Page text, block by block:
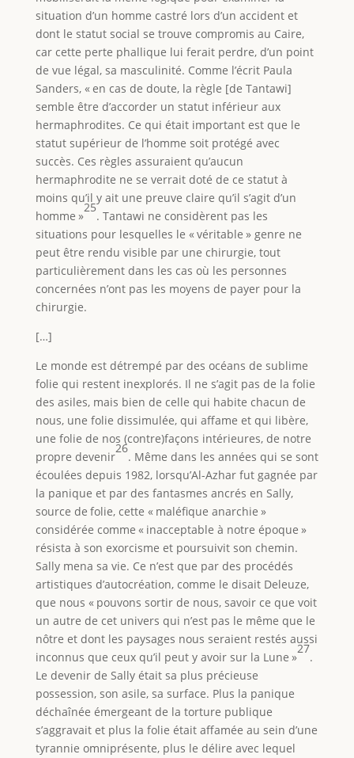
situation d’un homme castré lors d’un accident et
dont le statut social se trouve compromis au Caire,
car cette perte phallique lui ferait perdre, d’un point
de vue légal, sa masculinité. Comme l’écrit Paula
Sanders, « en cas de doute, la règle [de Tantawi]
semble être d’accorder un statut inférieur aux
hermaphrodites. Ce qui était important est que le
statut supérieur de l’homme soit protégé avec
succès. Ces règles assuraient qu’aucun
hermaphrodite ne se verrait doté de ce statut à
moins qu’il y ait une preuve claire qu’il s’agit d’un
homme »
25
. Tantawi ne considèrent pas les
situations pour lesquelles le « véritable » genre ne
peut être rendu visible par une chirurgie, tout
particulièrement dans les cas où les personnes
concernées n’ont pas les moyens de payer pour la
chirurgie.
[…]
Le monde est détrempé par des océans de sublime
folie qui restent inexplorés. Il ne s’agit pas de la folie
des asiles, mais bien de celle qui habite chacun de
nous, une folie dissimulée, qui affame et qui libère,
une folie de nos (contre)façons intérieures, de notre
propre devenir
26
. Même dans les années qui se sont
écoulées depuis 1982, lorsqu’Al-Azhar fut gagnée par
la panique et par des fantasmes ancrés en Sally,
source de folie, cette « maléfique anarchie »
considérée comme « inacceptable à notre époque »
résista à son exorcisme et poursuivit son chemin.
Sally mena sa vie. Ce n’est que par des procédés
artistiques d’autocréation, comme le disait Deleuze,
que nous « pouvons sortir de nous, savoir ce que voit
un autre de cet univers qui n’est pas le même que le
nôtre et dont les paysages nous seraient restés aussi
inconnus que ceux qu’il peut y avoir sur la Lune »
27
.
Le devenir de Sally était sa plus précieuse
possession, son asile, sa surface. Plus la panique
déchaînée émergeant de la torture publique
s’aggravait et plus la folie était affamée au sein d’une
tyrannie omniprésente, plus le délire avec lequel